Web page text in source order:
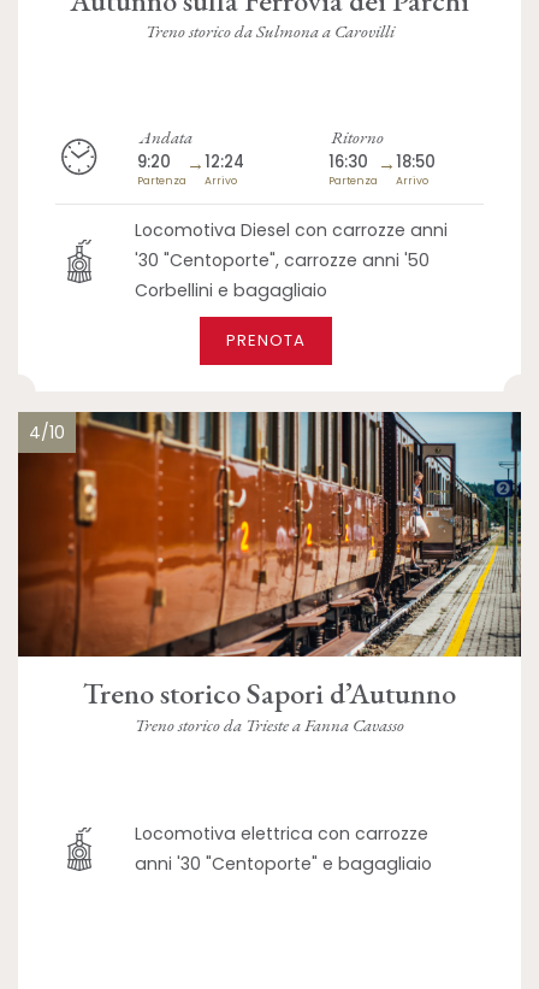
Treno storico da Sulmona a Carovilli
Andata
9:20
Partenza
→12:24
Arrivo
Ritorno
16:30
Partenza
→18:50
Arrivo
Locomotiva Diesel con carrozze anni
'30 "Centoporte", carrozze anni '50
Corbellini e bagagliaio
PRENOTA
4/10
Treno storico Sapori d’Autunno
Treno storico da Trieste a Fanna Cavasso
Locomotiva elettrica con carrozze
anni '30 "Centoporte" e bagagliaio